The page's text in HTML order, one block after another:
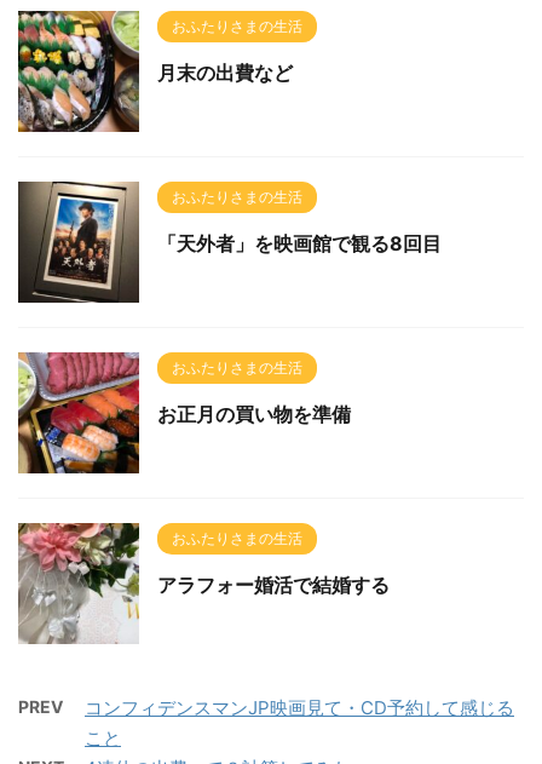
おふたりさまの生活
月末の出費など
おふたりさまの生活
「天外者」を映画館で観る8回目
おふたりさまの生活
お正月の買い物を準備
おふたりさまの生活
アラフォー婚活で結婚する
PREV
コンフィデンスマンJP映画見て・CD予約して感じる
こと